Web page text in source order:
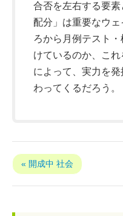
合否を左右する要
配分」は重要なウ
ろから月例テスト
けているのか、こ
によって、実力を
わってくるだろう。
« 開成中 社会